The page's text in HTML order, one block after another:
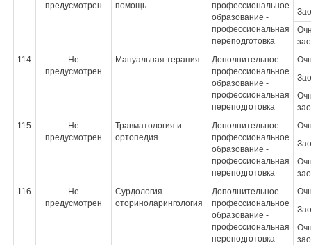
предусмотрен
помощь
профессиональное
образование -
профессиональная
переподготовка
114
Не
предусмотрен
Мануальная терапия
Дополнительное
профессиональное
образование -
профессиональная
переподготовка
115
Не
предусмотрен
Травматология и
ортопедия
Дополнительное
профессиональное
образование -
профессиональная
переподготовка
116
Не
предусмотрен
Сурдология-
оториноларингология
Дополнительное
профессиональное
образование -
профессиональная
переподготовка